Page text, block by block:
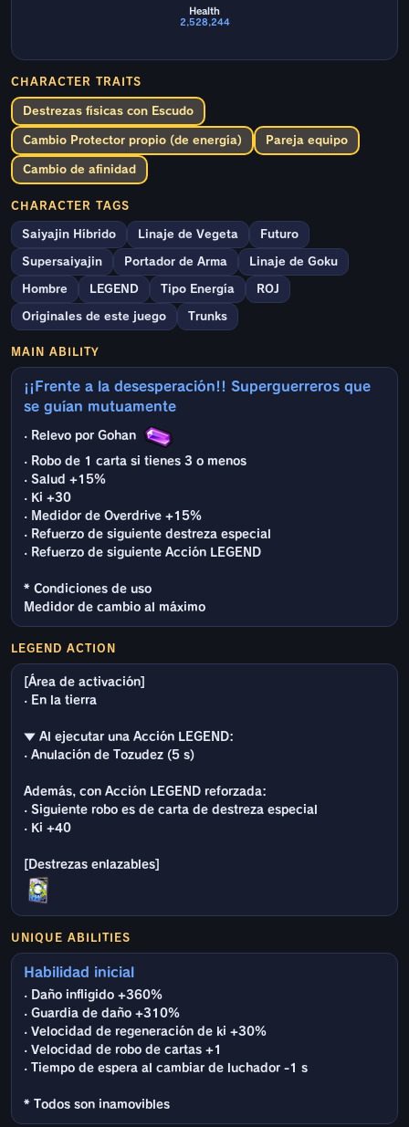
Health
2,528,244
CHARACTER TRAITS
Destrezas físicas con Escudo
Cambio Protector propio (de energía) Pareja equipo
Cambio de afinidad
CHARACTER TAGS
Saiyajin Híbrido Linaje de Vegeta Futuro
Supersaiyajin Portador de Arma Linaje de Goku
Hombre LEGEND Tipo Energía ROJ
Originales de este juego Trunks
MAIN ABILITY
¡¡Frente a la desesperación!! Superguerreros que
se guían mutuamente
· Relevo por Gohan
· Robo de 1 carta si tienes 3 o menos
· Salud +15%
· Ki +30
· Medidor de Overdrive +15%
· Refuerzo de siguiente destreza especial
· Refuerzo de siguiente Acción LEGEND
* Condiciones de uso
Medidor de cambio al máximo
LEGEND ACTION
[Área de activación]
· En la tierra
▼ Al ejecutar una Acción LEGEND:
· Anulación de Tozudez (5 s)
Además, con Acción LEGEND reforzada:
· Siguiente robo es de carta de destreza especial
· Ki +40
UNIQUE ABILITIES
Habilidad inicial
· Daño infligido +360%
· Guardia de daño +310%
· Velocidad de regeneración de ki +30%
· Velocidad de robo de cartas +1
· Tiempo de espera al cambiar de luchador -1 s
* Todos son inamovibles